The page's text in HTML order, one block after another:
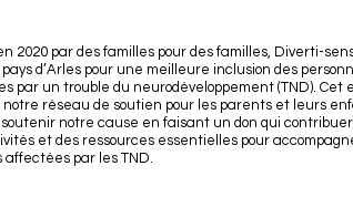
2020 par des familles pour des familles, Diverti-
d’Arles pour une meilleure inclusion des
par un trouble du neurodéveloppement (TND). Cet
notre réseau de soutien pour les parents et leurs
soutenir notre cause en faisant un don qui
et des ressources essentielles pour
affectées par les TND.